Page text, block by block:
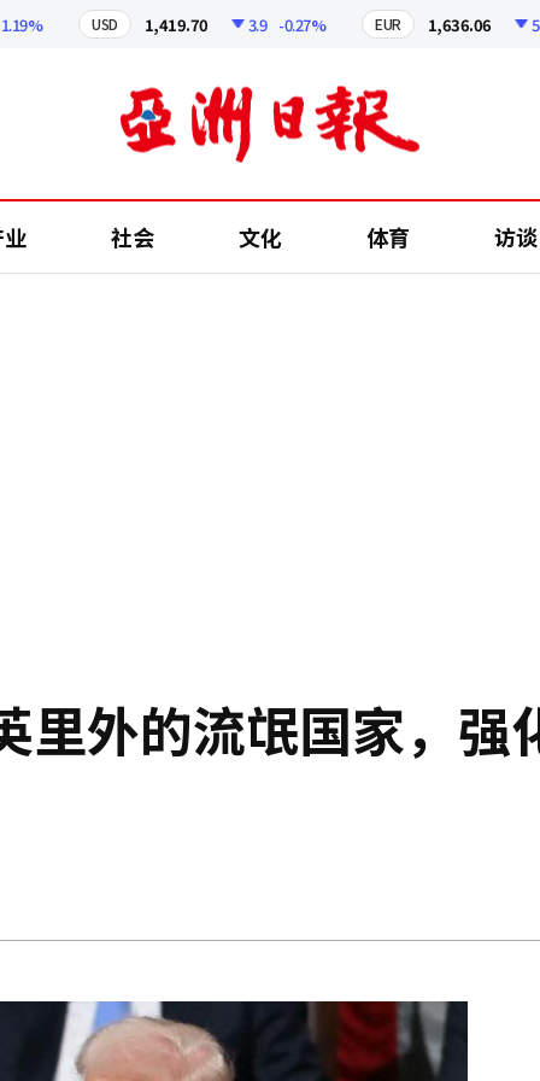
USD 1,419.70 3.9 -0.27% EUR 1,636.06 5.78
社会 文化 体育 访谈
里外的流氓国家，强